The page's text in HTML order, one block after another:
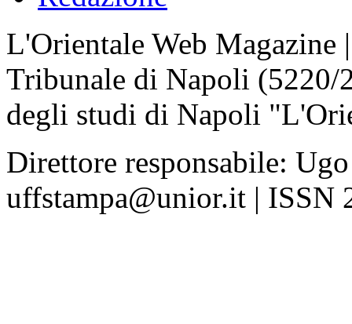
L'Orientale Web Magazine
Tribunale di Napoli
degli studi di Napoli
Direttore responsabile:
uffstampa@unior.it | ISSN